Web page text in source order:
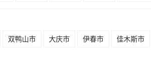
双鸭山市 大庆市 伊春市 佳木斯市